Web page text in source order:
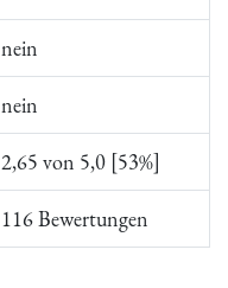
nein
nein
2,65 von 5,0 [53%]
116 Bewertungen